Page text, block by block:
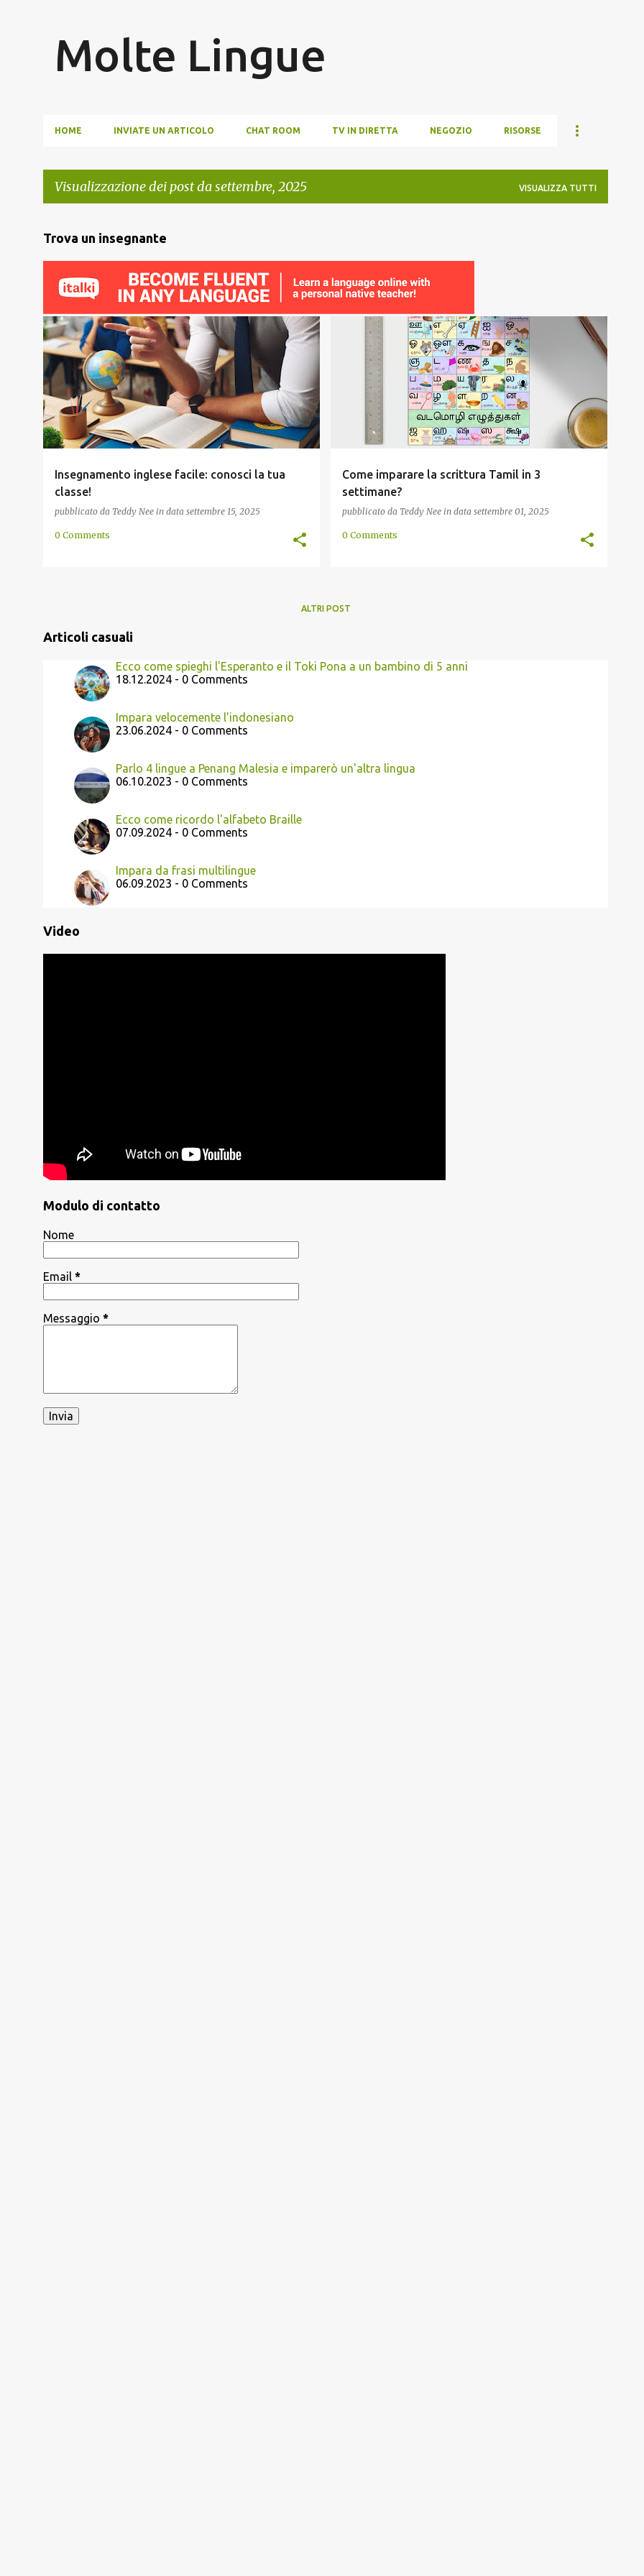
Molte Lingue
HOME INVIATE UN ARTICOLO CHAT ROOM TV IN DIRETTA NEGOZIO RISORSE
Visualizzazione dei post da settembre, 2025 VISUALIZZA TUTTI
P
o
Trova un insegnante
Insegnamento inglese facile: conosci la tua
classe!
pubblicato da Teddy Nee in data settembre 15, 2025
GRAMMATICA INGLESE INSEGNAMENTO METODO
SCUOLA
0 Comments
Come imparare la scrittura Tamil in 3
settimane?
pubblicato da Teddy Nee in data settembre 01, 2025
ALFABETO ANTICO ASIA INDIA SCRITTURA
TESTO
0 Comments
ALTRI POST
Articoli casuali
Ecco come spieghi l'Esperanto e il Toki Pona a un bambino di 5 anni
18.12.2024 - 0 Comments
Impara velocemente l'indonesiano
23.06.2024 - 0 Comments
Parlo 4 lingue a Penang Malesia e imparerò un'altra lingua
06.10.2023 - 0 Comments
Ecco come ricordo l'alfabeto Braille
07.09.2024 - 0 Comments
Impara da frasi multilingue
06.09.2023 - 0 Comments
Video
Modulo di contatto
Nome
Email *
Messaggio *